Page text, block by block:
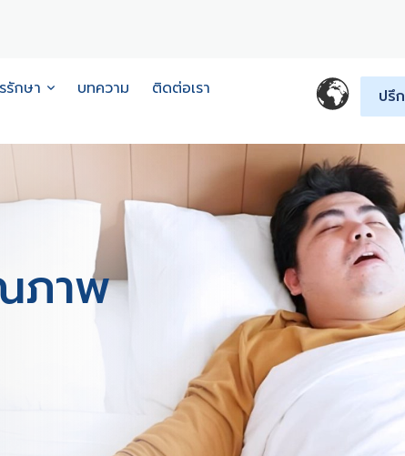
รักษา บทความ ติดต่อเรา ปรึ
ภาพ